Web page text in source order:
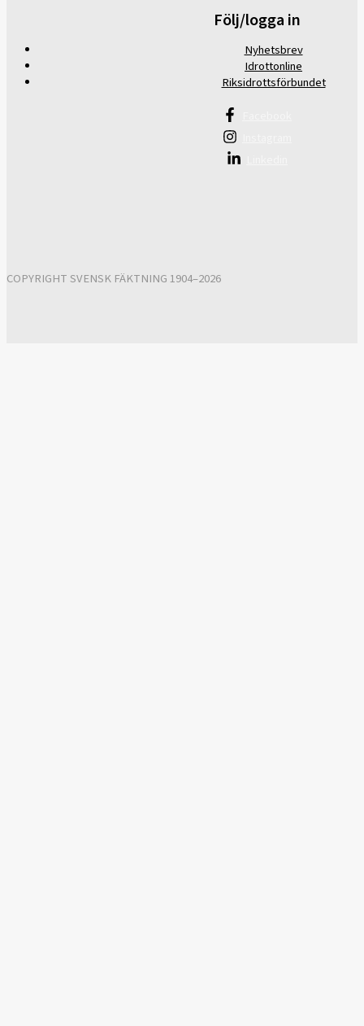
Följ/logga in
Nyhetsbrev
Idrottonline
Riksidrottsförbundet
COPYRIGHT SVENSK FÄKTNING 1904–2026